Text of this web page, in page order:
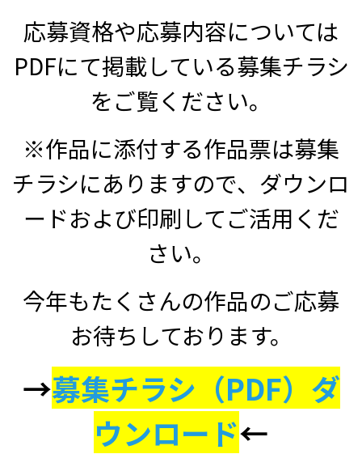
アクセス お問い合わせ
教員採用情報(PDF) 各種証明書
寄付金のお願い
応募資格や応募内容については
PDFにて掲載している募集チラシ
をご覧ください。
※作品に添付する作品票は募集
チラシにありますので、ダウンロ
ードおよび印刷してご活用くだ
さい。
今年もたくさんの作品のご応募
お待ちしております。
→募集チラシ（PDF）ダ
ウンロード←